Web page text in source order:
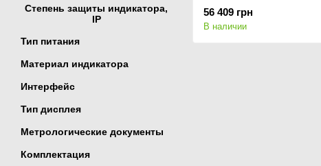
56 409 грн
В наличии
Степень защиты индикатора,
IP
Тип питания
Материал индикатора
Интерфейс
Тип дисплея
Метрологические документы
Комплектация